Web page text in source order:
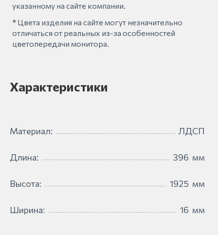
указанному на сайте компании.
* Цвета изделия на сайте могут незначительно
отличаться от реальных из-за особенностей
цветопередачи монитора.
Характеристики
Материал: ЛДСП
Длина: 396 мм
Высота: 1925 мм
Ширина: 16 мм